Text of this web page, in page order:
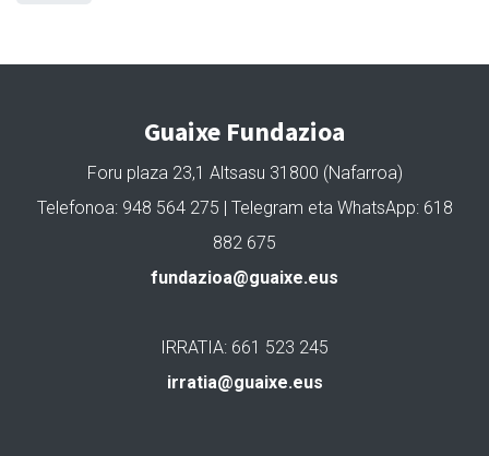
Guaixe Fundazioa
Foru plaza 23,1 Altsasu 31800 (Nafarroa)
Telefonoa: 948 564 275 | Telegram eta WhatsApp: 618
882 675
fundazioa@guaixe.eus
IRRATIA: 661 523 245
irratia@guaixe.eus